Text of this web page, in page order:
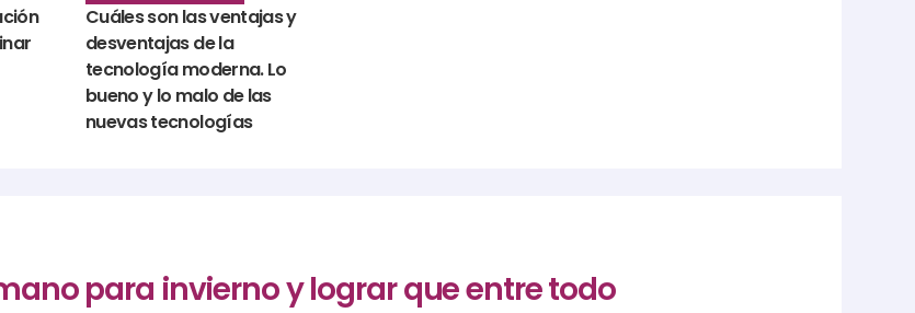
Cuáles son las ventajas y
desventajas de la
tecnología moderna. Lo
bueno y lo malo de las
nuevas tecnologías
para invierno y lograr que entre todo